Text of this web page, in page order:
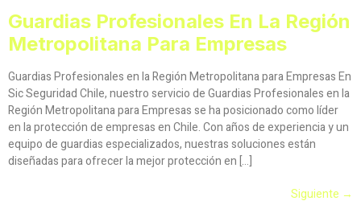
Guardias Profesionales En La Región
Metropolitana Para Empresas
Guardias Profesionales en la Región Metropolitana para Empresas En
Sic Seguridad Chile, nuestro servicio de Guardias Profesionales en la
Región Metropolitana para Empresas se ha posicionado como líder
en la protección de empresas en Chile. Con años de experiencia y un
equipo de guardias especializados, nuestras soluciones están
diseñadas para ofrecer la mejor protección en […]
Siguiente →